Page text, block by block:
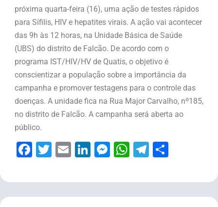
próxima quarta-feira (16), uma ação de testes rápidos
para Sífilis, HIV e hepatites virais. A ação vai acontecer
das 9h às 12 horas, na Unidade Básica de Saúde
(UBS) do distrito de Falcão. De acordo com o
programa IST/HIV/HV de Quatis, o objetivo é
conscientizar a população sobre a importância da
campanha e promover testagens para o controle das
doenças. A unidade fica na Rua Major Carvalho, nº185,
no distrito de Falcão. A campanha será aberta ao
público.
Facebook
Twitter
EmailLinkedIn
Messenger
WhatsApp
Telegram